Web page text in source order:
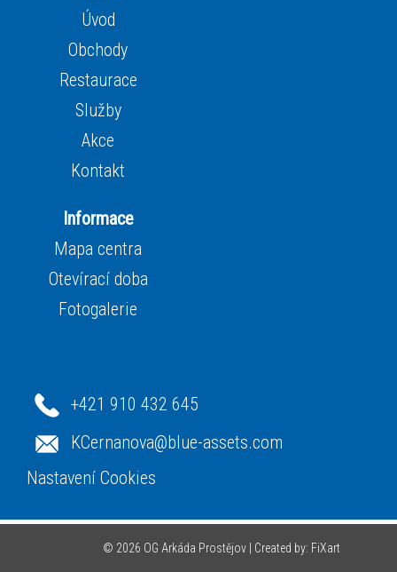
Úvod
Obchody
Restaurace
Služby
Akce
Kontakt
Informace
Mapa centra
Otevírací doba
Fotogalerie
+421 910 432 645
KCernanova@blue-assets.com
Nastavení Cookies
© 2026 OG Arkáda Prostějov | Created by: FiXart